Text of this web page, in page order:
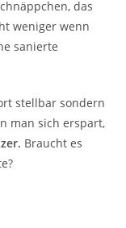
das
weniger wenn
sanierte
stellbar sondern
man sich erspart,
Braucht es